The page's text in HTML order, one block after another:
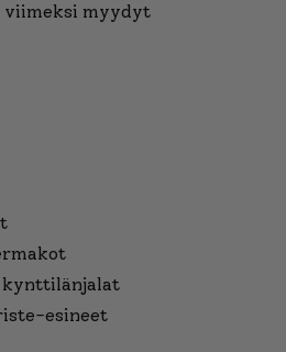
viimeksi myydyt
kynttilänjalat
esineet